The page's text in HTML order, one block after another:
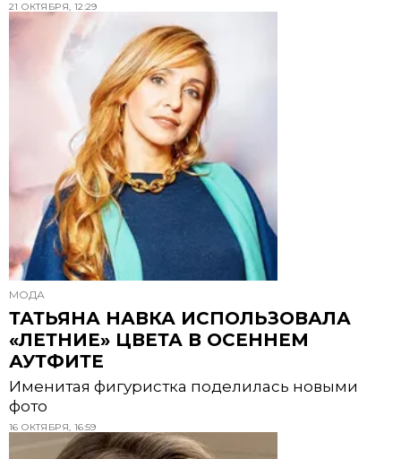
21 ОКТЯБРЯ, 12:29
МОДА
ТАТЬЯНА НАВКА ИСПОЛЬЗОВАЛА
«ЛЕТНИЕ» ЦВЕТА В ОСЕННЕМ
АУТФИТЕ
Именитая фигуристка поделилась новыми
фото
16 ОКТЯБРЯ, 16:59